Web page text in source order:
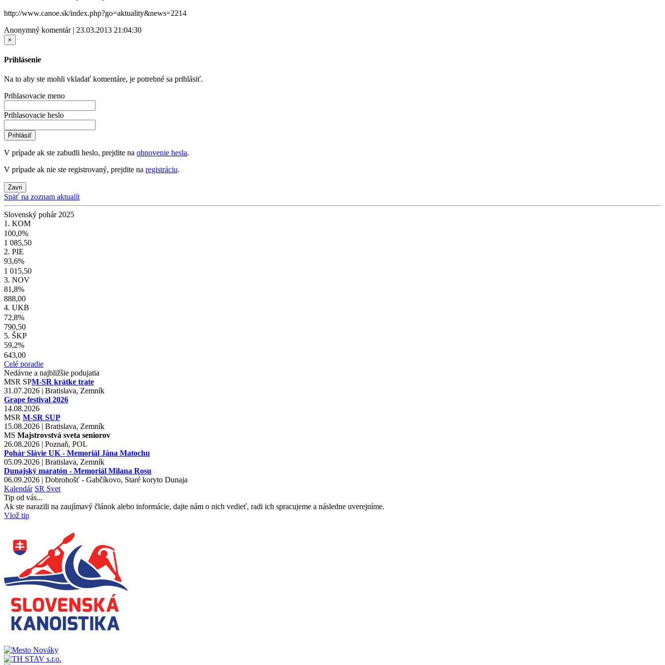
http://www.canoe.sk/index.php?go=aktuality&news=2214
Anonymný komentár | 23.03.2013 21:04:30
×
Prihlásenie
Na to aby ste mohli vkladať komentáre, je potrebné sa prihlásiť.
Prihlasovacie meno
Prihlasovacie heslo
Prihlásiť
V prípade ak ste zabudli heslo, prejdite na obnovenie hesla.
V prípade ak nie ste registrovaný, prejdite na registráciu.
Zavri
Späť na zoznam aktualít
Slovenský pohár 2025
1. KOM
100,0%
1 085,50
2. PIE
93,6%
1 015,50
3. NOV
81,8%
888,00
4. UKB
72,8%
790,50
5. ŠKP
59,2%
643,00
Celé poradie
Nedávne a najbližšie podujatia
MSR SPM-SR krátke trate
31.07.2026 | Bratislava, Zemník
Grape festival 2026
14.08.2026
MSR M-SR SUP
15.08.2026 | Bratislava, Zemník
MS Majstrovstvá sveta seniorov
26.08.2026 | Poznaň, POL
Pohár Slávie UK - Memoriál Jána Matochu
05.09.2026 | Bratislava, Zemník
Dunajský maratón - Memoriál Milana Rosu
06.09.2026 | Dobrohošť - Gabčíkovo, Staré koryto Dunaja
Kalendár SR Svet
Tip od vás...
Ak ste narazili na zaujímavý článok alebo informácie, dajte nám o nich vedieť, radi ich spracujeme a následne uverejníme.
Vlož tip